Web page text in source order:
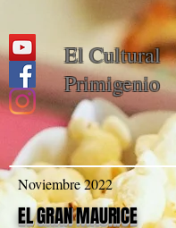
El Cultural
Primigenio
Noviembre 2022
EL GRAN MAURICE